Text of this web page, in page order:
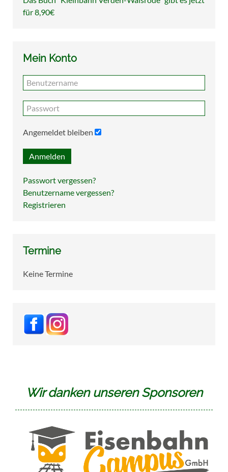
für 8,90€
Mein Konto
Angemeldet bleiben
Anmelden
Passwort vergessen?
Benutzername vergessen?
Registrieren
Termine
Keine Termine
Wir danken unseren Sponsoren